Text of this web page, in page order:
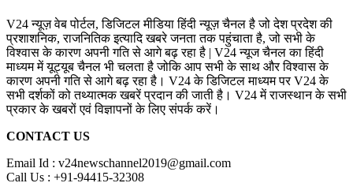
V24 न्यूज़ वेब पोर्टल, डिजिटल मीडिया हिंदी न्यूज़ चैनल है जो देश प्रदेश की
प्रशाशनिक, राजनितिक इत्यादि खबरे जनता तक पहुंचाता है, जो सभी के
विश्वास के कारण अपनी गति से आगे बढ़ रहा है | V24 न्यूज चैनल का हिंदी
माध्यम में यूट्यूब चैनल भी चलता है जोकि आप सभी के साथ और विश्वास के
कारण अपनी गति से आगे बढ़ रहा है। V24 के डिजिटल माध्यम पर V24 के
सभी दर्शकों को तथ्यात्मक खबरें प्रदान की जाती है। V24 में राजस्थान के सभी
प्रकार के खबरों एवं विज्ञापनों के लिए संपर्क करें।
CONTACT US
Email Id : v24newschannel2019@gmail.com
Call Us : +91-94415-32308